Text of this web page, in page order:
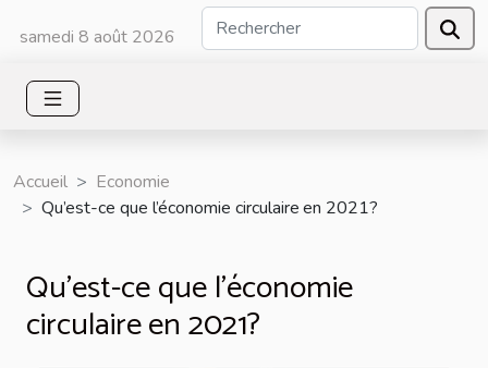
samedi 8 août 2026
Accueil
Economie
Qu’est-ce que l’économie circulaire en 2021?
Qu’est-ce que l’économie
circulaire en 2021?